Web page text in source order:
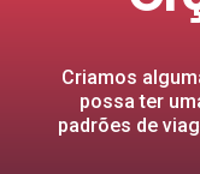
Criamos
possa ter
padrões de